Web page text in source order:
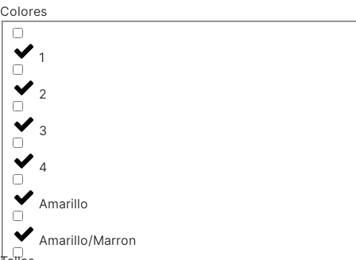
Colores
1
2
3
4
Amarillo
Amarillo/Marron